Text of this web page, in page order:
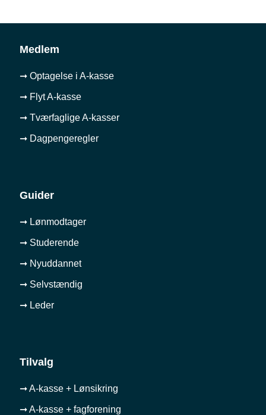
Medlem
➞ Optagelse i A-kasse
➞ Flyt A-kasse
➞ Tværfaglige A-kasser
➞ Dagpengeregler
Guider
➞ Lønmodtager
➞ Studerende
➞ Nyuddannet
➞ Selvstændig
➞ Leder
Tilvalg
➞ A-kasse + Lønsikring
➞ A-kasse + fagforening